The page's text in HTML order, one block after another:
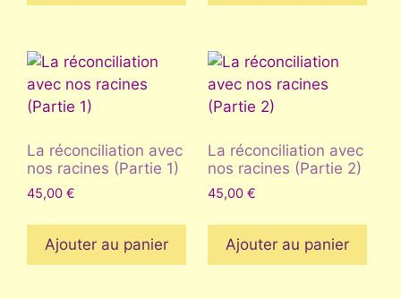
La réconciliation avec
nos racines (Partie 1)
45,00 €
Ajouter au panier
La réconciliation avec
nos racines (Partie 2)
45,00 €
Ajouter au panier